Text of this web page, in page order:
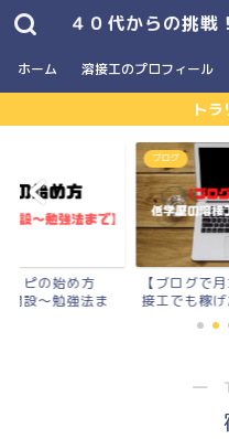
４０代からの挑戦
ホーム 溶接工のプロフィール
ト
ま
【ブログで月3万円】低
接工でも稼げた全施策【
―